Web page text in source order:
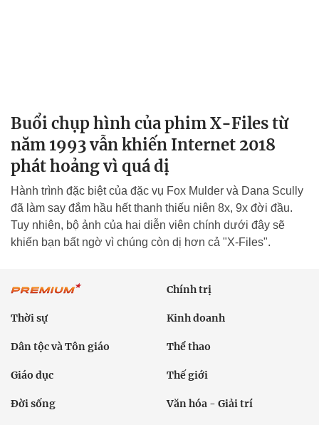
Buổi chụp hình của phim X-Files từ
năm 1993 vẫn khiến Internet 2018
phát hoảng vì quá dị
Hành trình đặc biệt của đặc vụ Fox Mulder và Dana Scully
đã làm say đắm hầu hết thanh thiếu niên 8x, 9x đời đầu.
Tuy nhiên, bộ ảnh của hai diễn viên chính dưới đây sẽ
khiến bạn bất ngờ vì chúng còn dị hơn cả "X-Files".
Chính trị
Thời sự Kinh doanh
Dân tộc và Tôn giáo Thể thao
Giáo dục Thế giới
Đời sống Văn hóa - Giải trí